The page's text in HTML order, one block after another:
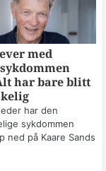
med
har bare blitt
har den
sykdommen
ned på Kaare Sands